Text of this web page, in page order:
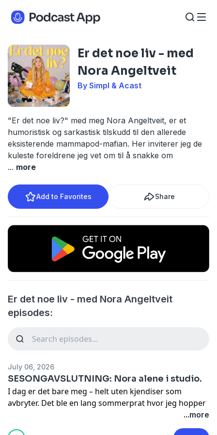
Er det noe liv - med
Nora Angeltveit
By Simpl & Acast
"Er det noe liv?" med meg Nora Angeltveit, er et
humoristisk og sarkastisk tilskudd til den allerede
eksisterende mammapod-mafian. Her inviterer jeg de
kuleste foreldrene jeg vet om til å snakke om
... more
Add to Favorites Share
Er det noe liv - med Nora Angeltveit
episodes:
July 06, 2026
SESONGAVSLUTNING: Nora alene i studio.
I dag er det bare meg – helt uten kjendiser som
avbryter. Det ble en lang sommerprat hvor jeg hopper
fra alt jeg har lært denne sesongen, til å fortelle om da
jeg var vitne til at en gutt falt i vannet og jeg ble
...more